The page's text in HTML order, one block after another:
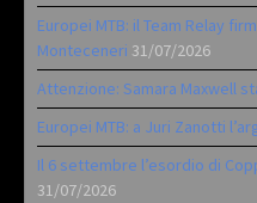
Europei MTB: il Team Relay
Monteceneri 31/07/2026
Attenzione: Samara Maxwell
Europei MTB: a Juri Zanotti
Il 6 settembre l’esordio di
31/07/2026